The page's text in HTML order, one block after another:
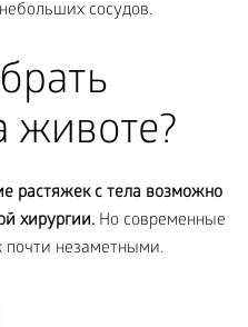
сосудов.
животе?
растяжек с тела возможно
хирургии. Но современные
почти незаметными.